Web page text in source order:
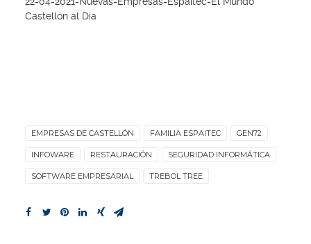
Castellón al Día
EMPRESAS DE CASTELLÓN FAMILIA ESPAITEC GEN72
INFOWARE RESTAURACIÓN SEGURIDAD INFORMÁTICA
SOFTWARE EMPRESARIAL TREBOL TREE